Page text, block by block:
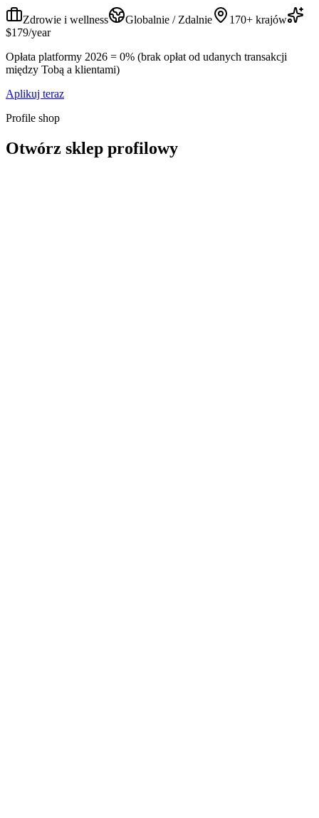
Zdrowie i wellness Globalnie / Zdalnie
170+ krajów
$179/year
Opłata platformy 2026 = 0% (brak opłat od udanych transakcji
między Tobą a klientami)
Aplikuj teraz
Profile shop
Otwórz sklep profilowy